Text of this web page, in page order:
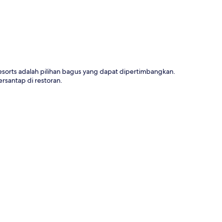
adalah pilihan bagus yang dapat dipertimbangkan.
di restoran.